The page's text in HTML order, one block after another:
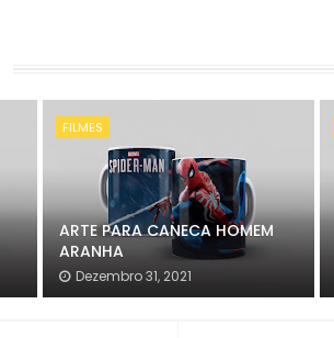
FILMES
ARTE PARA CANECA HOMEM
ARANHA
Dezembro 31, 2021